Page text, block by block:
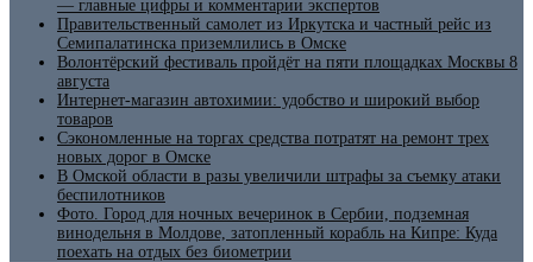
— главные цифры и комментарии экспертов
Правительственный самолет из Иркутска и частный рейс из
Семипалатинска приземлились в Омске
Волонтёрский фестиваль пройдёт на пяти площадках Москвы 8
августа
Интернет-магазин автохимии: удобство и широкий выбор
товаров
Сэкономленные на торгах средства потратят на ремонт трех
новых дорог в Омске
В Омской области в разы увеличили штрафы за съемку атаки
беспилотников
Фото. Город для ночных вечеринок в Сербии, подземная
винодельня в Молдове, затопленный корабль на Кипре: Куда
поехать на отдых без биометрии